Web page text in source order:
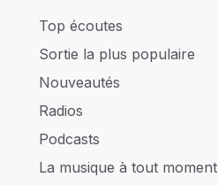
Top écoutes
Sortie la plus populaire
Nouveautés
Radios
Podcasts
La musique à tout moment